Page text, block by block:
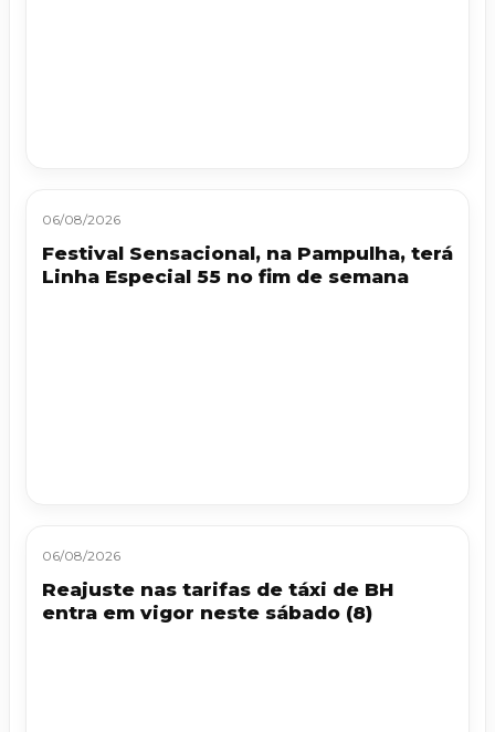
06/08/2026
Festival Sensacional, na Pampulha, terá
Linha Especial 55 no fim de semana
06/08/2026
Reajuste nas tarifas de táxi de BH
entra em vigor neste sábado (8)